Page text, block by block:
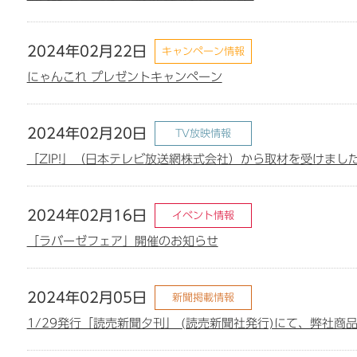
2024年02月22日 キャンペーン情報
にゃんこれ プレゼントキャンペーン
2024年02月20日 TV放映情報
「ZIP!」（日本テレビ放送網株式会社）から取材を受けました
2024年02月16日 イベント情報
「ラバーゼフェア」開催のお知らせ
2024年02月05日 新聞掲載情報
1/29発行「読売新聞夕刊」 (読売新聞社発行)にて、弊社商品